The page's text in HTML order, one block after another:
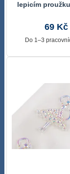
lepicím
69 Kč
Do 1–3